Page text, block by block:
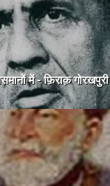
में - फ़िराक़ गोरखपुरी